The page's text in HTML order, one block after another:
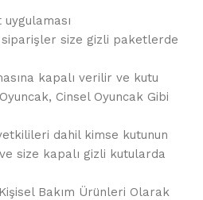
siparişler size gizli paketlerde
kapalı verilir ve kutu
Cinsel Oyuncak Gibi
dahil kimse kutunun
size kapalı gizli kutularda
Bakım Ürünleri Olarak